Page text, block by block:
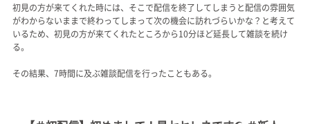
初見の方が来てくれた時には、そこで配信を終了してしまうと配信の雰囲気
がわからないままで終わってしまって次の機会に訪れづらいかな？と考えて
いるため、初見の方が来てくれたところから10分ほど延長して雑談を続け
る。
その結果、7時間に及ぶ雑談配信を行ったこともある。